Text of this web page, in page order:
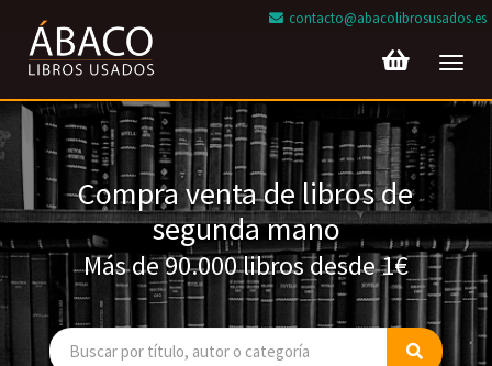
contacto@abacolibrosusados.es
Compra venta de libros de
segunda mano
Más de 90.000 libros desde 1€